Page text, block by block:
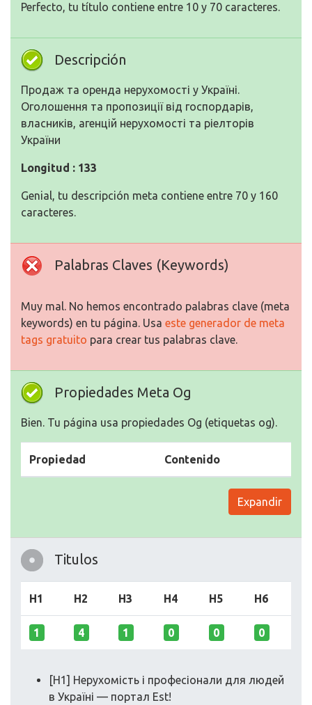
Perfecto, tu título contiene entre 10 y 70 caracteres.
Descripción
Продаж та оренда нерухомості у Україні.
Оголошення та пропозиції від госпордарів,
власників, агенцій нерухомості та ріелторів
України
Longitud : 133
Genial, tu descripción meta contiene entre 70 y 160
caracteres.
Palabras Claves (Keywords)
Muy mal. No hemos encontrado palabras clave (meta
keywords) en tu página. Usa este generador de meta
tags gratuito para crear tus palabras clave.
Propiedades Meta Og
Bien. Tu página usa propiedades Og (etiquetas og).
Propiedad Contenido
Expandir
Titulos
H1 H2 H3 H4 H5 H6
1 4 1 0 0 0
[H1] Нерухомість і професіонали для людей
в Україні — портал Est!